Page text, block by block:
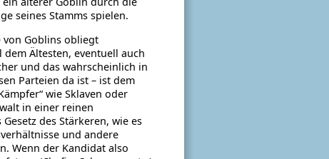
seines Stamms spielen.
von Goblins obliegt
Ältesten, eventuell auch
und das wahrscheinlich in
Parteien da ist – ist dem
wie Sklaven oder
in einer reinen
des Stärkeren, wie es
und andere
Wenn der Kandidat also